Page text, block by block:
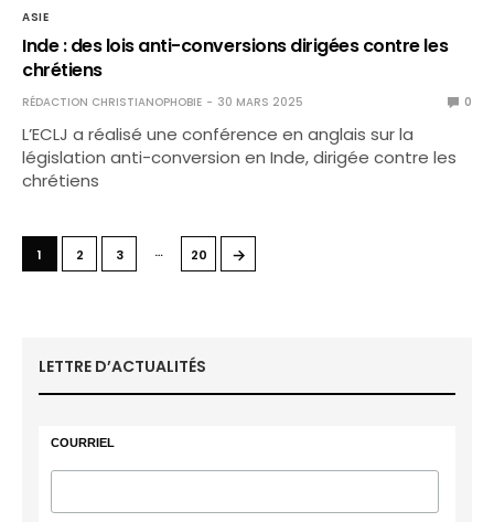
ASIE
Inde : des lois anti-conversions dirigées contre les
chrétiens
RÉDACTION CHRISTIANOPHOBIE 30 MARS 2025 0
L’ECLJ a réalisé une conférence en anglais sur la
législation anti-conversion en Inde, dirigée contre les
chrétiens
1 2 3 … 20 →
LETTRE D’ACTUALITÉS
COURRIEL